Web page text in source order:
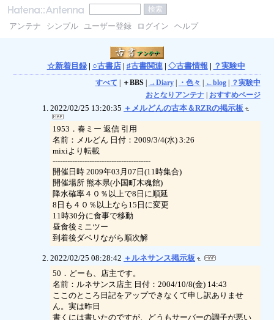
アンテナ シンプル ユーザー登録 ログイン ヘルプ
☆新着目録| ○古書店| ♯古書関連| ◇古書情報 | ？実験中
すべて | ＋BBS| →Diary| ・色々 | ←blog| ？実験中
おとなりアンテナ| おすすめページ
2022/02/25 13:20:35 ＋メルどんの古本＆RZRの掲示板
1953．春ミー 返信 引用
名前：メルどん 日付：2009/3/4(水) 3:26
mixiより転載
----------------------------------------
開催日時 2009年03月07日(11時集合)
開催場所 熊本県(小国町木魂館)
降水確率４０％以上で8日に順延
8日も４０％以上なら15日に変更
11時30分に食事で移動
昼食後ミニツー
到着後ダベリながら順次解
2022/02/25 08:28:42 ＋ルネサンス掲示板
50．どーも、店主です。
名前：ルネサンス店主 日付：2004/10/8(金) 14:43
ここのところ日記をアップできなくて申し訳ありませ
ん。実は昨日
書くには書いたのですが、どうもサーバーの調子が悪い